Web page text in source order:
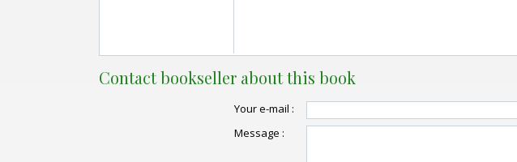
Contact bookseller about this book
Your e-mail :
Message :